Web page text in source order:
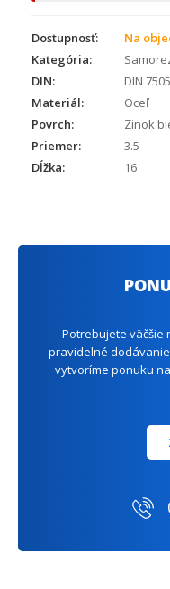
Dostupnosť:
Na
Kategória:
DIN:
DIN
Materiál:
Oceľ
Povrch:
Zinok
Priemer:
3.5
Dĺžka:
16
Potrebujete väčšie
pravidelné
vytvoríme ponuku